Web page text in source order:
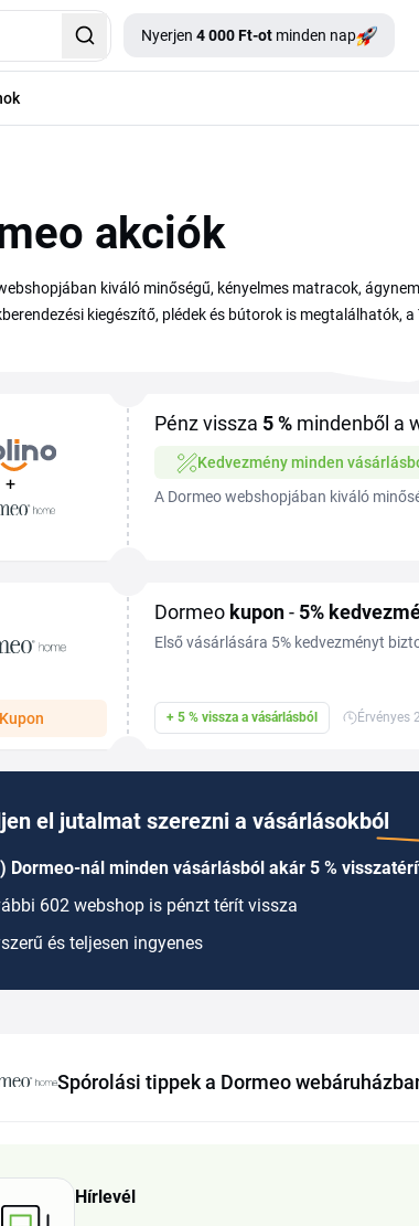
Nyerjen 4 000 Ft-ot minden nap
akciók
kiváló minőségű, kényelmes matracok,
kiegészítő, plédek és bútorok is megtalálhatók,
+
Pénz vissza 5 % mindenből a
Kedvezmény minden
A Dormeo webshopjában kiváló
Dormeo kupon- 5%
Első vásárlására 5% kedvezményt
+ 5 % vissza a vásárlásból Érvényes
el jutalmat szerezni a vásárlásokból
Dormeo-nál minden vásárlásból akár 5 %
602 webshop is pénzt térít vissza
és teljesen ingyenes
Spórolási tippek a Dormeo
Hírlevél